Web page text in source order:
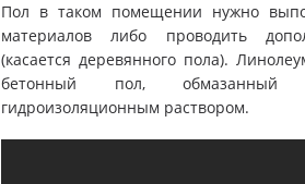
Пол в таком помещении нужно
материалов либо проводить
(касается деревянного пола).
бетонный пол, обмазанный
гидроизоляционным раствором.